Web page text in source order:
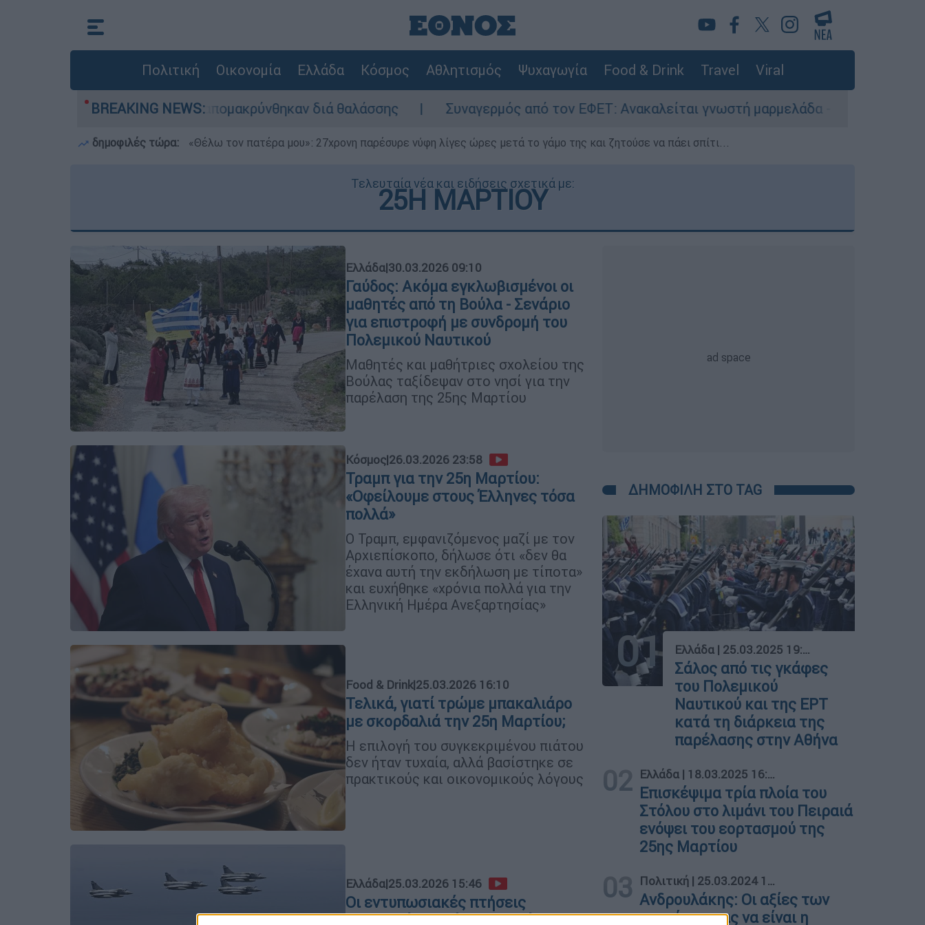
Πολιτική Οικονομία Ελλάδα Κόσμος Αθλητισμός Ψυχαγωγία Food & Drink Travel Viral
BREAKING NEWS:
πολίτες απομακρύνθηκαν διά θαλάσσης Συναγερμός από τον ΕΦΕΤ: Ανακαλείται γνωστή μαρμελάδα - Κίνδυνος θραύσης στη
δημοφιλές τώρα: «Θέλω τον πατέρα μου»: 27χρονη παρέσυρε νύφη λίγες ώρες μετά το γάμο της και ζητούσε να πάει σπίτι...
Τελευταία νέα και ειδήσεις σχετικά με:
25Η ΜΑΡΤΙΟΥ
Ελλάδα|30.03.2026 09:10
Γαύδος: Ακόμα εγκλωβισμένοι οι
μαθητές από τη Βούλα - Σενάριο
για επιστροφή με συνδρομή του
Πολεμικού Ναυτικού
Μαθητές και μαθήτριες σχολείου της
Βούλας ταξίδεψαν στο νησί για την
παρέλαση της 25ης Μαρτίου
Κόσμος|26.03.2026 23:58
Τραμπ για την 25η Μαρτίου:
«Οφείλουμε στους Έλληνες τόσα
πολλά»
Ο Τραμπ, εμφανιζόμενος μαζί με τον
Αρχιεπίσκοπο, δήλωσε ότι «δεν θα
έχανα αυτή την εκδήλωση με τίποτα»
και ευχήθηκε «χρόνια πολλά για την
Ελληνική Ημέρα Ανεξαρτησίας»
Food & Drink|25.03.2026 16:10
Τελικά, γιατί τρώμε μπακαλιάρο
με σκορδαλιά την 25η Μαρτίου;
Η επιλογή του συγκεκριμένου πιάτου
δεν ήταν τυχαία, αλλά βασίστηκε σε
πρακτικούς και οικονομικούς λόγους
Ελλάδα|25.03.2026 15:46
Οι εντυπωσιακές πτήσεις
μαχητικών και άλλων εναέριων με
ΔΗΜΟΦΙΛΗ ΣΤΟ TAG
01 Ελλάδα | 25.03.2025 19:05
Σάλος από τις γκάφες
του Πολεμικού
Ναυτικού και της ΕΡΤ
κατά τη διάρκεια της
παρέλασης στην Αθήνα
02 Ελλάδα | 18.03.2025 16:14
Επισκέψιμα τρία πλοία του
Στόλου στο λιμάνι του Πειραιά
ενόψει του εορτασμού της
25ης Μαρτίου
03 Πολιτική | 25.03.2024 16:27
Ανδρουλάκης: Οι αξίες των
προγόνων μας να είναι η